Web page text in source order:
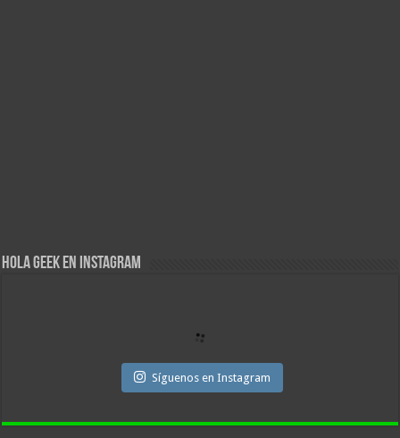
Hola Geek en Instagram
Síguenos en Instagram